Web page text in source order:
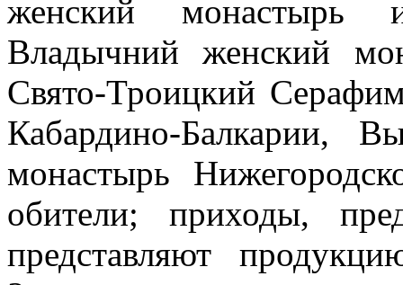
женский монастырь
Владычний женский
Свято-Троицкий
Кабардино-Балкарии,
монастырь
обители; приходы,
представляют